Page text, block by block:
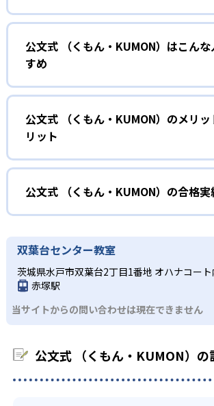
01
無学年式の学力別学
KUMONでは、年齢や学年にとらわれずに
力に応じたレベルから学習を始めている。
確実に100点が取れるレベルから少しずつ
しさを経験できる。
ルステップで進んでいけるよう工夫されて
イルは子どもの学習意欲をかき立てるため
という受け身の姿勢ではなく、自ら進んで
つけられるだろう。
また、自学学習スタイルで学ぶ子どもたち
課題に気がつくようになる。学年を超えた
るため、早い時期から高校教材に進む生徒も
03 フレキシブルな受講
でも週2回受講できる。そのため、部活や
公文式 （くもん・KUMON）はこんな
すめ
幼児
小学校に入る準備をしたい幼
KUMONでは細かいステップに分かれた教材
さを経験しながら無理なく力を高めていけ
性格や学習への取り組み姿勢に合わせて内
め、小学校に入ってもつまずきにくい学力
るだろう。
中学に向けて苦手教科を克服したい
KUMONでは経験豊富な先生が、子どものや
るよう適切なヒントを与えたり、声かけをし
少しずつ苦手意識を克服できるだろう。
部活や習い事と両立したい生
KUMONでは、一人ひとりの学習状況やス
公文式 （くもん・KUMON）のメリッ
リット
どんなメリットがある？
KUMONでは自学自習スタイルで勉強する
標に向かって頑張りやり抜く力を育むこと
た、年齢や学年にとらわれずに自分の学力
ルから学習できるため、難しすぎてやる気
単すぎて退屈することもない。
どんなデメリットがある
KUMONでは、中高生のクラスでも数学・英
科に限られるため、その他の教科に関して
る必要があるだろう。
公文式 （くもん・KUMON）の合格実
KUMONは、公式サイトでは合格実績は公開
わせたい。
双葉台センター教室
茨城県水戸市双葉台2丁目1番地 オハナコート
赤塚駅
当サイトからの問い合わせは現在できません
公文式 （くもん・KUMON）の